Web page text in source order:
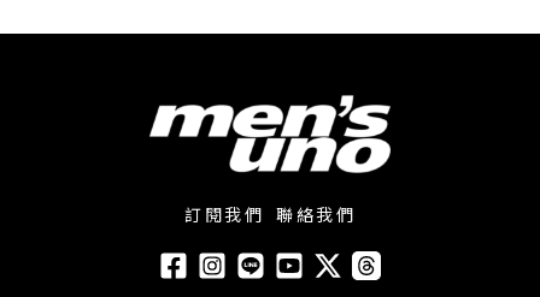
訂閱我們 聯絡我們